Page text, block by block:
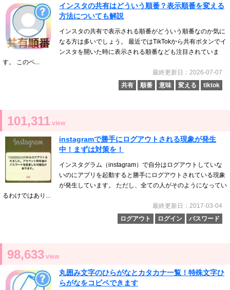
インスタの共有はどういう順番？表示順番を変える
方法についても解説
インスタの共有で表示される順番がどういう順番なのか気に
なる方は多いでしょう。 最近ではTikTokから共有ボタンでイ
ンスタを開いた時に表示される順番なども注目されていま
す。 このペ...
最終更新日：2026-07-07
共有
順番 意味 変える tiktok
101,311 view
instagramで勝手にログアウトされる現象が発生
中！まずは対策を！
インスタグラム（instagram）で自分はログアウトしていな
いのにアプリを起動すると勝手にログアウトされている現象
が発生しています。 ただし、全ての人がそのようになってい
るわけではあり...
最終更新日：2017-03-04
ログアウト
ログイン パスワード
98,633 view
丸囲み文字のひらがなとカタカナ一覧！特殊文字ひ
らがなをコピペできます